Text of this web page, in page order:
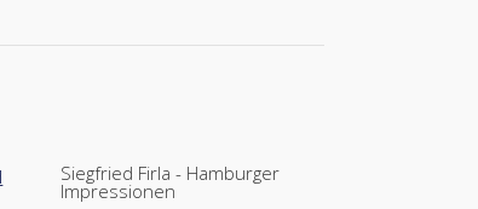
Siegfried Firla - Hamburger
Impressionen